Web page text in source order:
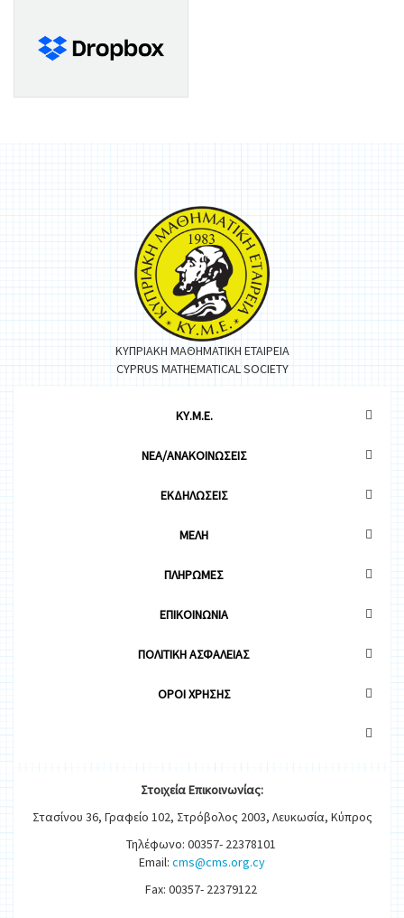
ΚΥΠΡΙΑΚΗ ΜΑΘΗΜΑΤΙΚΗ ΕΤΑΙΡΕΙΑ
CYPRUS MATHEMATICAL SOCIETY
ΚΥ.Μ.Ε.
ΝΕΑ/ΑΝΑΚΟΙΝΩΣΕΙΣ
ΕΚΔΗΛΩΣΕΙΣ
ΜΕΛΗ
ΠΛΗΡΩΜΕΣ
ΕΠΙΚΟΙΝΩΝΙΑ
ΠΟΛΙΤΙΚΗ ΑΣΦΑΛΕΙΑΣ
OΡΟΙ ΧΡΗΣΗΣ
ΣτοιχείαΕπικοινωνίας:
Στασίνου 36, Γραφείο 102, Στρόβολος 2003, Λευκωσία, Κύπρος
Τηλέφωνο: 00357- 22378101
Email: cms@cms.org.cy
Fax: 00357- 22379122